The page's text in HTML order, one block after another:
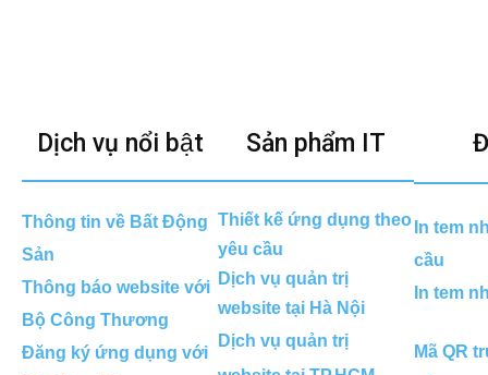
Dịch vụ nổi bật
Thông tin về Bất Động
Sản
Thông báo website với
Bộ Công Thương
Đăng ký ứng dụng với
Sản phẩm IT
Thiết kế ứng dụng theo
yêu cầu
Dịch vụ quản trị
website tại Hà Nội
Dịch vụ quản trị
In tem
cầu
In tem
Mã QR